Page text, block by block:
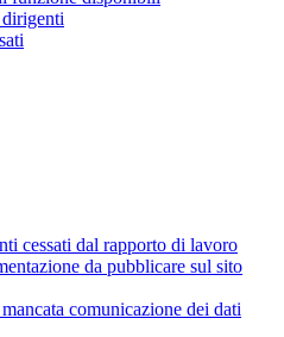
cessati dal rapporto di lavoro
da pubblicare sul sito
comunicazione dei dati